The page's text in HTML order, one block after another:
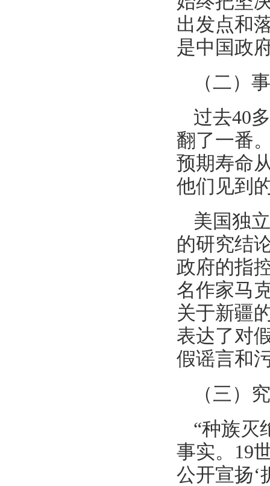
出发点和
是中国政
（二）
过去40
翻了一番
预期寿命
他们见到
美国独
的研究结
政府的指
名作家马
关于新疆
表达了对
假谣言和
（三）
“种族灭
事实。19
公开宣扬‘